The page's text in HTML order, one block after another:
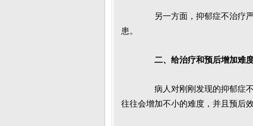
另一方面，抑郁症不治疗严
患。
二、给治疗和预后增加难
病人对刚刚发现的抑郁症不
往往会增加不小的难度，并且预后